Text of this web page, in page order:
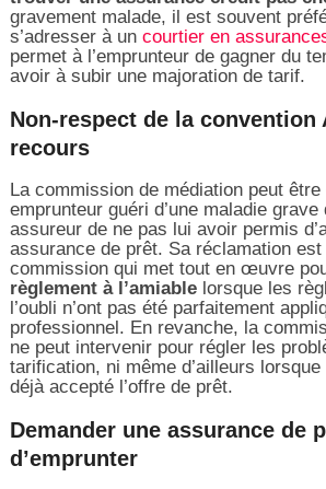
gravement malade, il est souvent
s’adresser à un courtier en
permet à l’emprunteur de gagner du
avoir à subir une majoration de tarif.
Non-respect de la convention
recours
La commission de médiation peut
emprunteur guéri d’une maladie
assureur de ne pas lui avoir permis
assurance de prêt. Sa réclamation
commission qui met tout en œuvre
règlement à l’amiablelorsque les
l’oubli n’ont pas été parfaitement
professionnel. En revanche, la
ne peut intervenir pour régler les
tarification, ni même d’ailleurs
déjà accepté l’offre de prêt.
Demander une assurance de
d’emprunter